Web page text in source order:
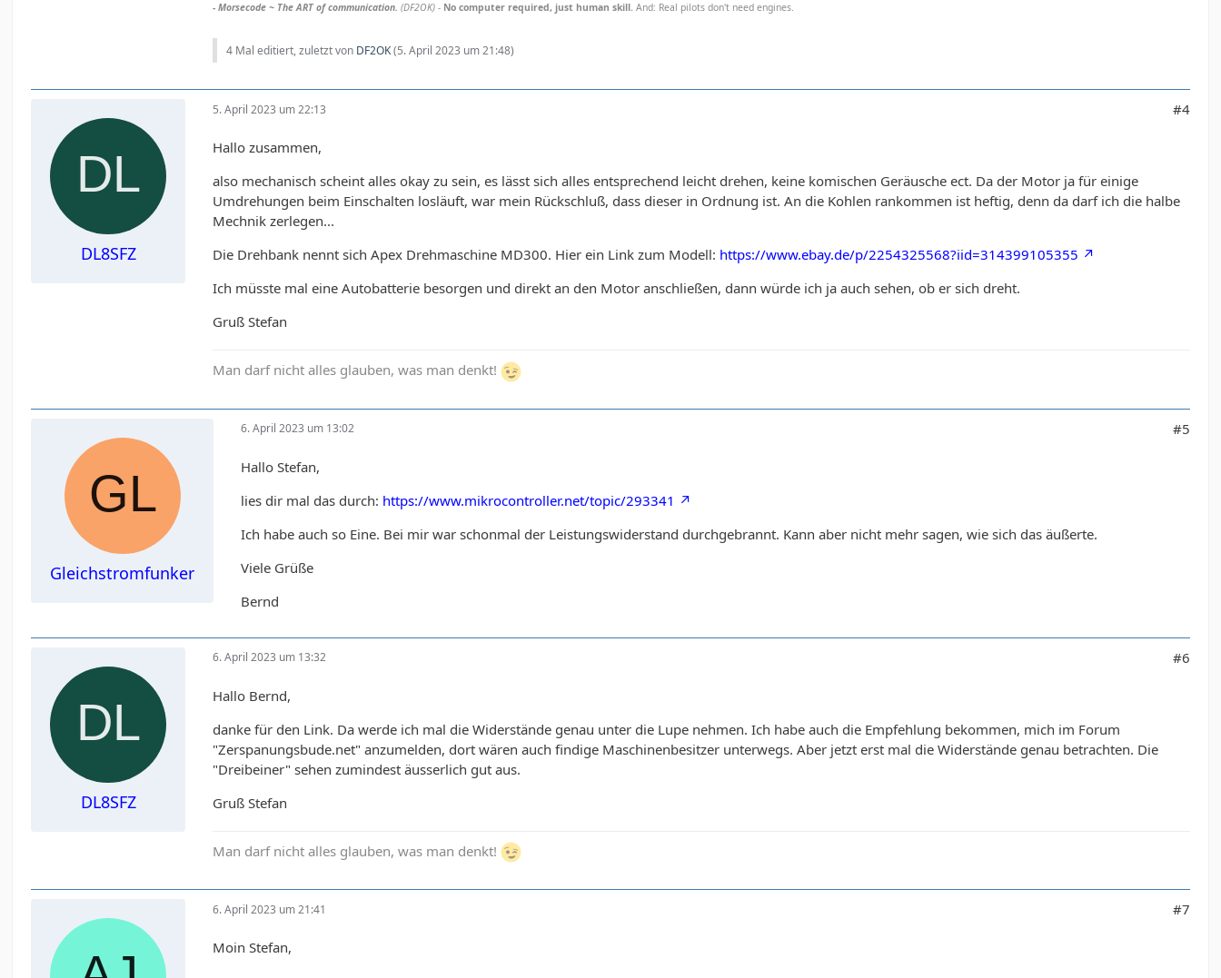
- Morsecode ~ The ART of communication.(DF2OK) - No computer required, just human skill. And: Real pilots don't need engines.
4 Mal editiert, zuletzt von DF2OK(5. April 2023 um 21:48)
DL8SFZ
5. April 2023 um 22:13 #4
Hallo zusammen,
also mechanisch scheint alles okay zu sein, es lässt sich alles entsprechend leicht drehen, keine komischen Geräusche ect. Da der Motor ja für einige
Umdrehungen beim Einschalten losläuft, war mein Rückschluß, dass dieser in Ordnung ist. An die Kohlen rankommen ist heftig, denn da darf ich die halbe
Mechnik zerlegen...
Die Drehbank nennt sich Apex Drehmaschine MD300. Hier ein Link zum Modell: https://www.ebay.de/p/2254325568?iid=314399105355
Ich müsste mal eine Autobatterie besorgen und direkt an den Motor anschließen, dann würde ich ja auch sehen, ob er sich dreht.
Gruß Stefan
Man darf nicht alles glauben, was man denkt!
Gleichstromfunker
6. April 2023 um 13:02 #5
Hallo Stefan,
lies dir mal das durch: https://www.mikrocontroller.net/topic/293341
Ich habe auch so Eine. Bei mir war schonmal der Leistungswiderstand durchgebrannt. Kann aber nicht mehr sagen, wie sich das äußerte.
Viele Grüße
Bernd
DL8SFZ
6. April 2023 um 13:32 #6
Hallo Bernd,
danke für den Link. Da werde ich mal die Widerstände genau unter die Lupe nehmen. Ich habe auch die Empfehlung bekommen, mich im Forum
"Zerspanungsbude.net" anzumelden, dort wären auch findige Maschinenbesitzer unterwegs. Aber jetzt erst mal die Widerstände genau betrachten. Die
"Dreibeiner" sehen zumindest äusserlich gut aus.
Gruß Stefan
Man darf nicht alles glauben, was man denkt!
6. April 2023 um 21:41 #7
Moin Stefan,